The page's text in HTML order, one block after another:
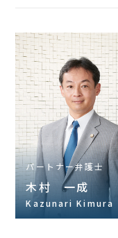
パートナー弁護士
木村 一成
Kazunari Kimura